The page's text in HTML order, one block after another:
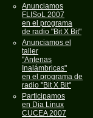
Anunciamos
FLISoL 2007
en el programa
de radio "Bit X Bit"
Anunciamos el
taller
"Antenas
Inalámbricas"
en el programa de
radio "Bit X Bit"
Participamos
en Dia Linux
CUCEA 2007